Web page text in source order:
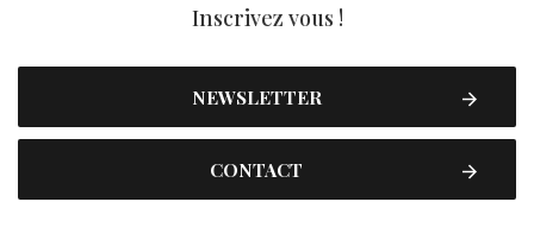
Inscrivez vous !
NEWSLETTER
CONTACT